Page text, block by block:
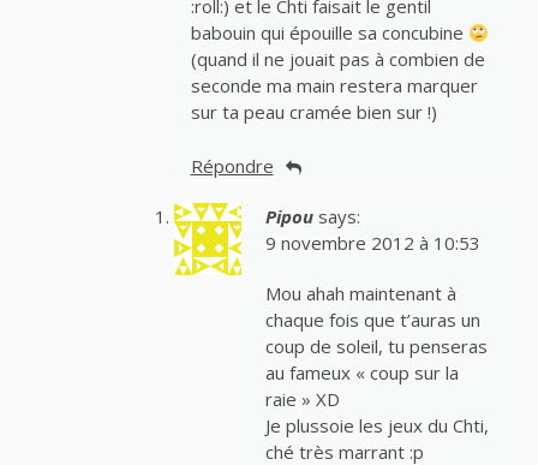
:roll:) et le Chti faisait le gentil
babouin qui épouille sa concubine
(quand il ne jouait pas à combien de
seconde ma main restera marquer
sur ta peau cramée bien sur !)
Répondre
Pipou says:
9 novembre 2012 à 10:53
Mou ahah maintenant à
chaque fois que t’auras un
coup de soleil, tu penseras
au fameux « coup sur la
raie » XD
Je plussoie les jeux du Chti,
ché très marrant :p